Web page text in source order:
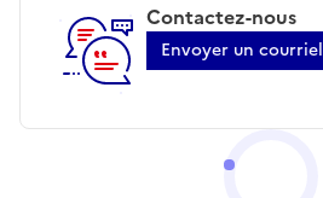
Contactez-nous
Envoyer un courriel